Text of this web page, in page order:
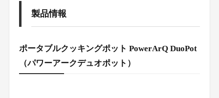
製品情報
ポータブルクッキングポット PowerArQ DuoPot
（パワーアークデュオポット）